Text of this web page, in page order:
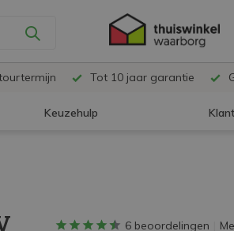
Tot 10 jaar garantie
Keuzehulp
6 beoordelingen